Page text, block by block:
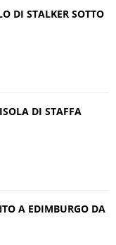
DI STALKER SOTTO
DI STAFFA
A EDIMBURGO DA